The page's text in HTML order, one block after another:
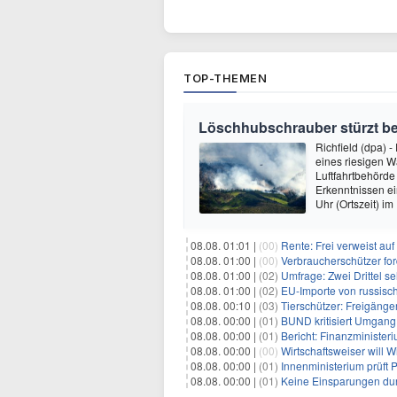
TOP-THEMEN
Löschhubschrauber stürzt
Richfield (dpa) -
eines riesigen
Erkenntnissen
Uhr (Ortszeit)
08.08. 01:01 | (00) Rente: Frei verweist
08.08. 01:00 | (00) Verbraucherschützer
08.08. 01:00 | (02) Umfrage: Zwei Drittel
08.08. 01:00 | (02) EU-Importe von
08.08. 00:10 | (03) Tierschützer:
08.08. 00:00 | (01) BUND kritisiert
08.08. 00:00 | (01) Bericht:
08.08. 00:00 | (00) Wirtschaftsweiser will
08.08. 00:00 | (01) Innenministerium prüft
08.08. 00:00 | (01) Keine Einsparungen